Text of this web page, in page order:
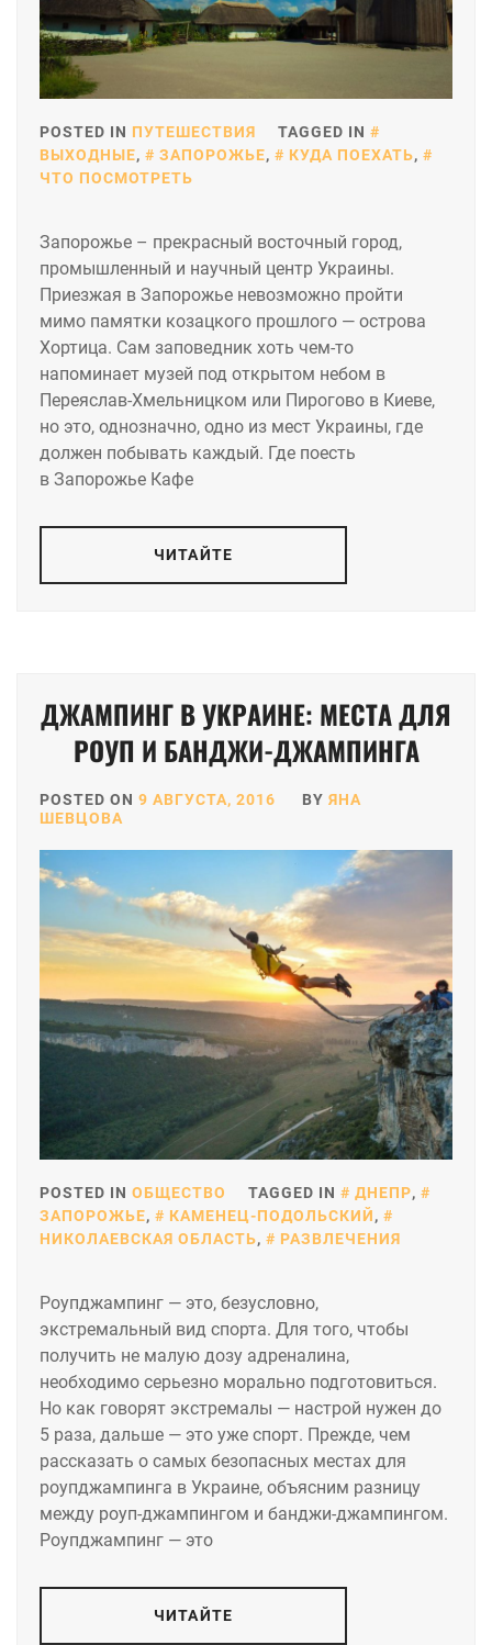
POSTED IN ПУТЕШЕСТВИЯ
TAGGED IN
ВЫХОДНЫЕ, ЗАПОРОЖЬЕ, КУДА ПОЕХАТЬ,
ЧТО ПОСМОТРЕТЬ
Запорожье – прекрасный восточный город,
промышленный и научный центр Украины.
Приезжая в Запорожье невозможно пройти
мимо памятки козацкого прошлого — острова
Хортица. Сам заповедник хоть чем-то
напоминает музей под открытом небом в
Переяслав-Хмельницком или Пирогово в Киеве,
но это, однозначно, одно из мест Украины, где
должен побывать каждый. Где поесть
в Запорожье Кафе
ЧИТАЙТЕ
ДЖАМПИНГ В УКРАИНЕ: МЕСТА ДЛЯ
РОУП И БАНДЖИ-ДЖАМПИНГА
POSTED ON 9 АВГУСТА, 2016 BY ЯНА
ШЕВЦОВА
POSTED IN ОБЩЕСТВО TAGGED IN ДНЕПР,
ЗАПОРОЖЬЕ, КАМЕНЕЦ-ПОДОЛЬСКИЙ,
НИКОЛАЕВСКАЯ ОБЛАСТЬ, РАЗВЛЕЧЕНИЯ
Роупджампинг — это, безусловно,
экстремальный вид спорта. Для того, чтобы
получить не малую дозу адреналина,
необходимо серьезно морально подготовиться.
Но как говорят экстремалы — настрой нужен до
5 раза, дальше — это уже спорт. Прежде, чем
рассказать о самых безопасных местах для
роупджампинга в Украине, объясним разницу
между роуп-джампингом и банджи-джампингом.
Роупджампинг — это
ЧИТАЙТЕ